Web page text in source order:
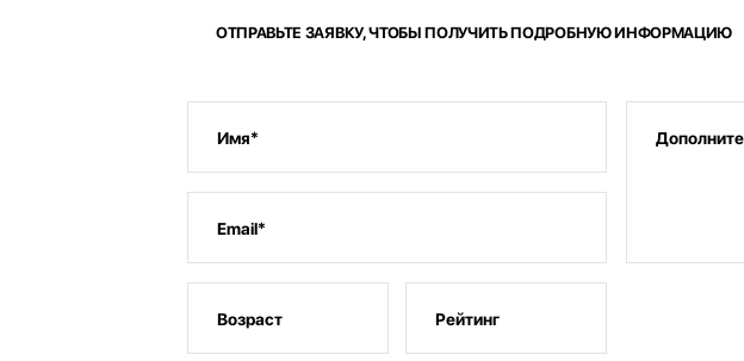
ОТПРАВЬТЕ ЗАЯВКУ, ЧТОБЫ ПОЛУЧИТЬ ПОДРОБНУЮ ИНФОРМАЦИЮ